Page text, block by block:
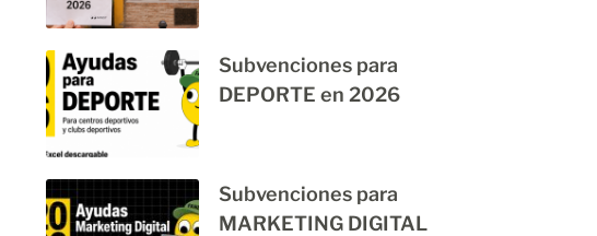
Subvenciones para
DEPORTE en 2026
Subvenciones para
MARKETING DIGITAL